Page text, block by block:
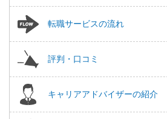
転職サービスの流れ
評判・口コミ
キャリアアドバイザーの紹介